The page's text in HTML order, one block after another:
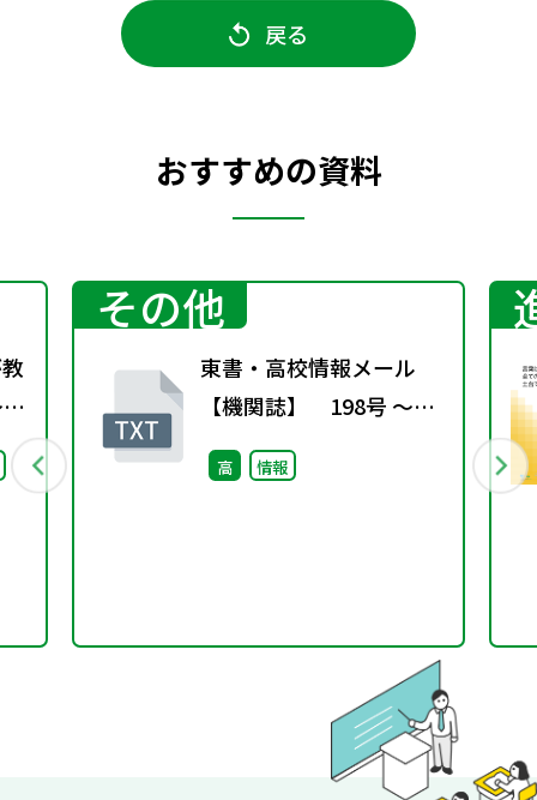
戻る
おすすめの資料
その他
東書・高校情報メール
【機関誌】 198号 ～偽
基地局～
高 情報